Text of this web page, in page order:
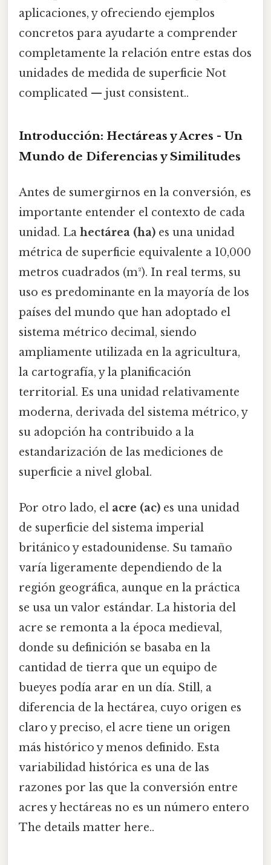
aplicaciones, y ofreciendo ejemplos
concretos para ayudarte a comprender
completamente la relación entre estas dos
unidades de medida de superficie Not
complicated — just consistent..
Introducción: Hectáreas y Acres - Un
Mundo de Diferencias y Similitudes
Antes de sumergirnos en la conversión, es
importante entender el contexto de cada
unidad. La hectárea (ha) es una unidad
métrica de superficie equivalente a 10,000
metros cuadrados (m²). In real terms, su
uso es predominante en la mayoría de los
países del mundo que han adoptado el
sistema métrico decimal, siendo
ampliamente utilizada en la agricultura,
la cartografía, y la planificación
territorial. Es una unidad relativamente
moderna, derivada del sistema métrico, y
su adopción ha contribuido a la
estandarización de las mediciones de
superficie a nivel global.
Por otro lado, el acre (ac) es una unidad
de superficie del sistema imperial
británico y estadounidense. Su tamaño
varía ligeramente dependiendo de la
región geográfica, aunque en la práctica
se usa un valor estándar. La historia del
acre se remonta a la época medieval,
donde su definición se basaba en la
cantidad de tierra que un equipo de
bueyes podía arar en un día. Still, a
diferencia de la hectárea, cuyo origen es
claro y preciso, el acre tiene un origen
más histórico y menos definido. Esta
variabilidad histórica es una de las
razones por las que la conversión entre
acres y hectáreas no es un número entero
The details matter here..